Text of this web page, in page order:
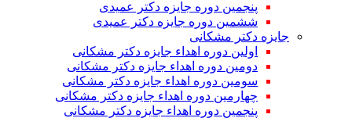
پنجمین دوره جایزه دکتر عمیدی
ششمین دوره جایزه دکتر عمیدی
جایزه دکتر مشکانی
اولین دوره اهداء جایزه دکتر مشکانی
دومین دوره اهداء جایزه دکتر مشکانی
سومین دوره اهداء جایزه دکتر مشکانی
چهارمین دوره اهداء جایزه دکتر مشکانی
پنجمین دوره اهداء جایزه دکتر مشکانی